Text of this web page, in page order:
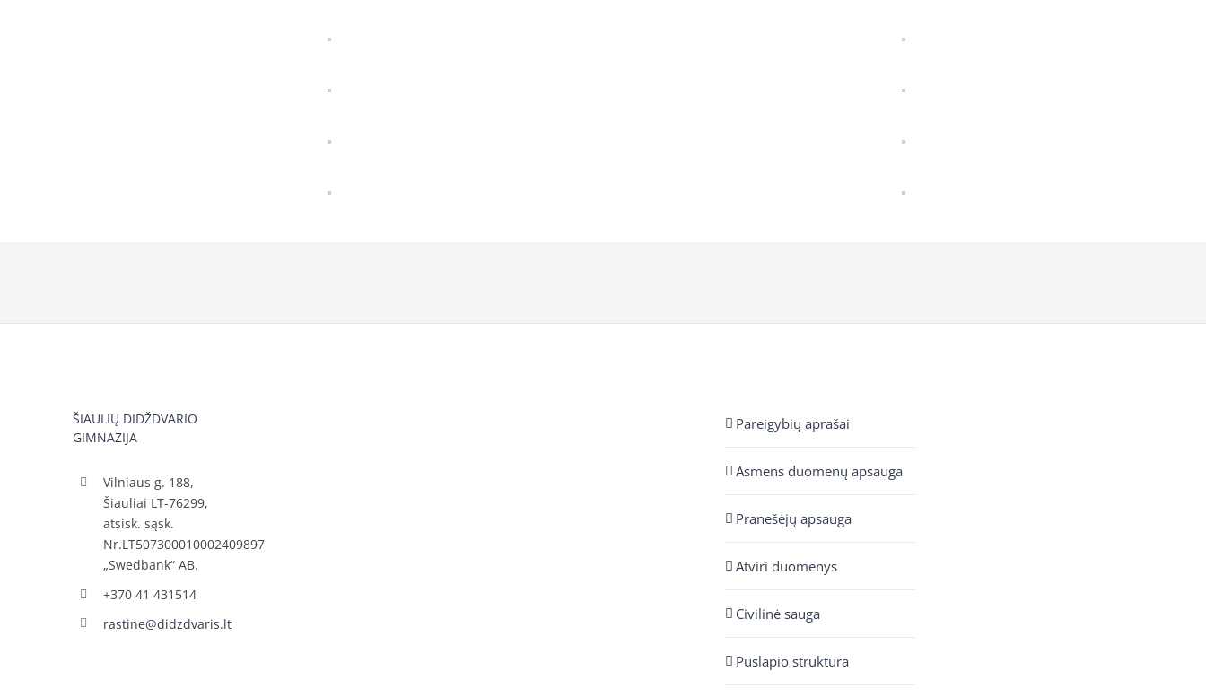
ŠIAULIŲ DIDŽDVARIO
GIMNAZIJA
Vilniaus g. 188,
Šiauliai LT-76299,
atsisk. sąsk.
Nr.LT507300010002409897
„Swedbank“ AB.
+370 41 431514
rastine@didzdvaris.lt
Pareigybių aprašai
Asmens duomenų apsauga
Pranešėjų apsauga
Atviri duomenys
Civilinė sauga
Puslapio struktūra